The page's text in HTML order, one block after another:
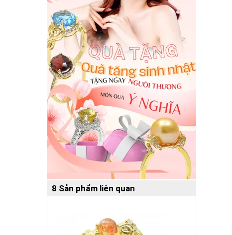
8 Sản phẩm liên quan